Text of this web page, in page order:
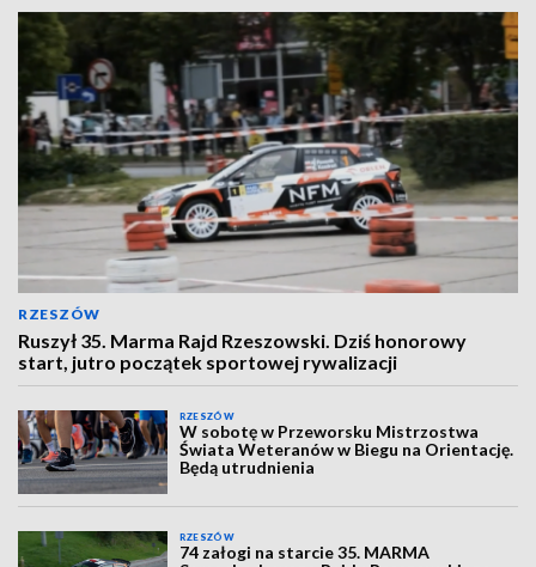
RZESZÓW
Ruszył 35. Marma Rajd Rzeszowski. Dziś honorowy
start, jutro początek sportowej rywalizacji
RZESZÓW
W sobotę w Przeworsku Mistrzostwa
Świata Weteranów w Biegu na Orientację.
Będą utrudnienia
RZESZÓW
74 załogi na starcie 35. MARMA